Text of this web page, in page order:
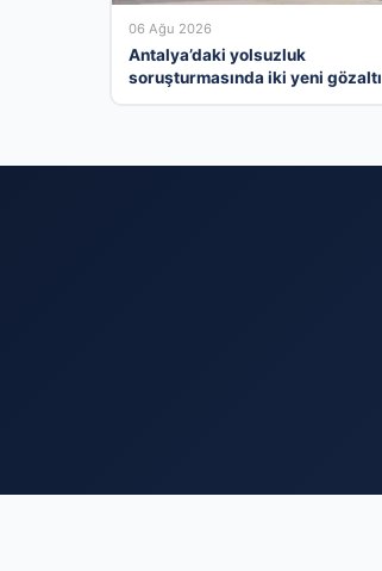
06 Ağu 2026
Antalya’daki yolsuzluk
soruşturmasında iki yeni gözaltı